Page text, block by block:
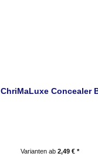
ChriMaLuxe Concealer
Varianten ab 2,49 € *